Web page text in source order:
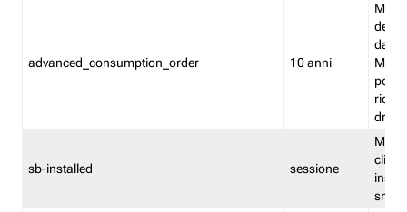
advanced_consumption_order 10 anni
delle
sb-installed sessione